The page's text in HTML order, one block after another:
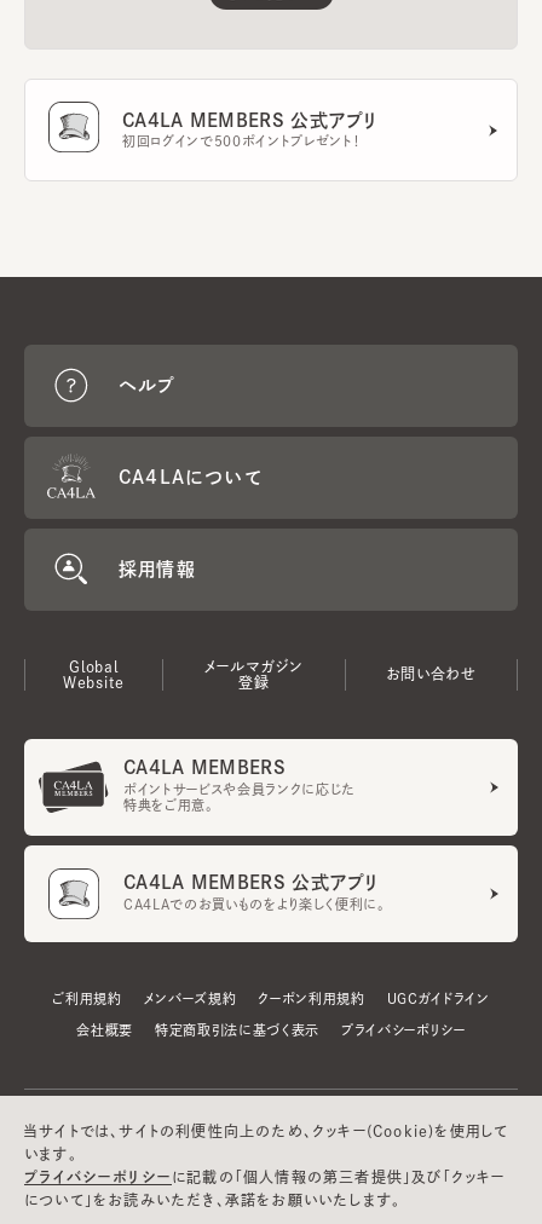
CA4LA MEMBERS 公式アプリ
初回ログインで500ポイントプレゼント！
ヘルプ
CA4LAについて
採用情報
Global
Website
メールマガジン
登録
お問い合わせ
CA4LA MEMBERS
ポイントサービスや会員ランクに応じた
特典をご用意。
CA4LA MEMBERS 公式アプリ
CA4LAでのお買いものをより楽しく便利に。
ご利用規約 メンバーズ規約 クーポン利用規約 UGCガイドライン
会社概要 特定商取引法に基づく表示 プライバシーポリシー
当サイトでは、サイトの利便性向上のため、クッキー(Cookie)を使用して
います。
プライバシーポリシー に記載の「個人情報の第三者提供」及び「クッキー
について」をお読みいただき、承諾をお願いいたします。